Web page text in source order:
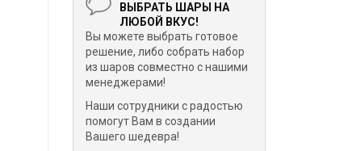
ВЫБРАТЬ ШАРЫ НА
ЛЮБОЙ ВКУС!
Вы можете выбрать готовое
решение, либо собрать набор
из шаров совместно с нашими
менеджерами!
Наши сотрудники с радостью
помогут Вам в создании
Вашего шедевра!